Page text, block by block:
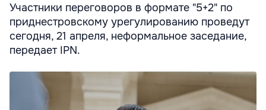
Участники переговоров в формате "5+2" по
приднестровскому урегулированию проведут
сегодня, 21 апреля, неформальное заседание,
передает IPN.